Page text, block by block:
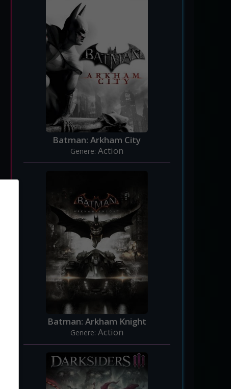
Batman: Arkham City
Genere: Action
Batman: Arkham Knight
Genere: Action